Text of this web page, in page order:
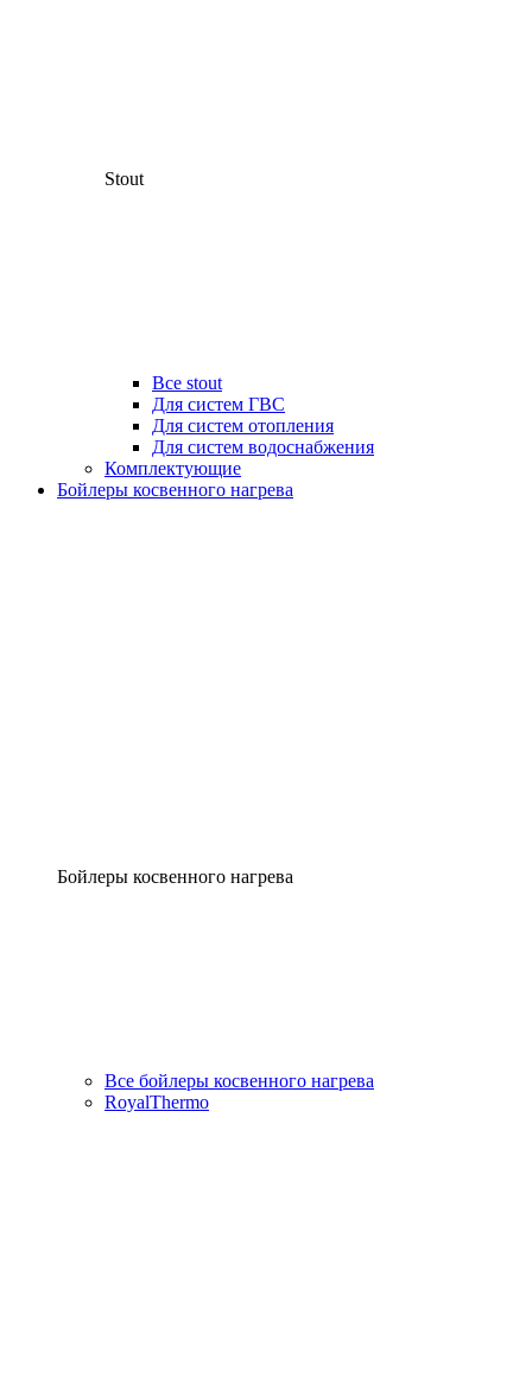
Stout
Все stout
Для систем ГВС
Для систем отопления
Для систем водоснабжения
Комплектующие
Бойлеры косвенного нагрева
Бойлеры косвенного нагрева
Все бойлеры косвенного нагрева
RoyalThermo